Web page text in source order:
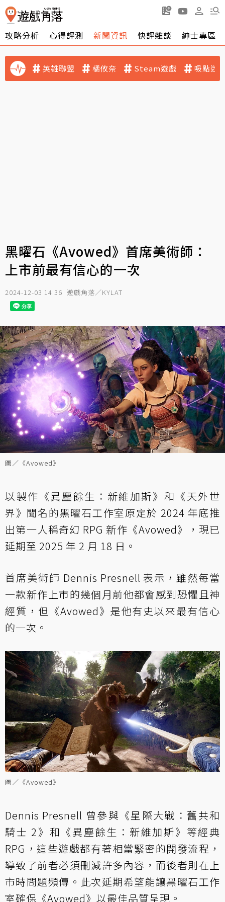
攻略分析 心得評測 新聞資訊 快評雜談 紳士專區
英雄聯盟 橘攸奈 Steam遊戲 吸點迷
黑曜石《Avowed》首席美術師：
上市前最有信心的一次
2024-12-03 14:36 遊戲角落／KYLAT
圖／《Avowed》
以製作《異塵餘生：新維加斯》和《天外世
界》聞名的黑曜石工作室原定於 2024 年底推
出第一人稱奇幻 RPG 新作《Avowed》，現已
延期至 2025 年 2 月 18 日。
首席美術師 Dennis Presnell 表示，雖然每當
一款新作上市的幾個月前他都會感到恐懼且神
經質，但《Avowed》是他有史以來最有信心
的一次。
圖／《Avowed》
Dennis Presnell 曾參與《星際大戰：舊共和
騎士 2》和《異塵餘生：新維加斯》等經典
RPG，這些遊戲都有著相當緊密的開發流程，
導致了前者必須刪減許多內容，而後者則在上
市時問題頻傳。此次延期希望能讓黑曜石工作
室確保《Avowed》以最佳品質呈現。